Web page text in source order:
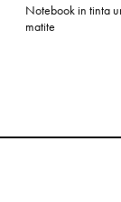
Notebook in tinta
matite